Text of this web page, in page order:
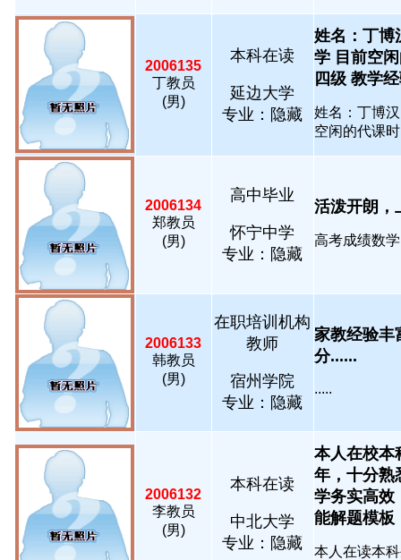
2006135
丁教员
(男)
本科在读
延边大学
专业：隐藏
姓名：丁博
学 目前空
四级 教学
姓名：丁博
空闲的代课
2006134
郑教员
(男)
高中毕业
怀宁中学
专业：隐藏
活泼开朗，
高考成绩数
2006133
韩教员
(男)
在职培训机构
教师
宿州学院
专业：隐藏
家教经验丰
分......
.....
2006132
李教员
(男)
本科在读
中北大学
专业：隐藏
本人在校本
年，十分熟
学务实高效
能解题模板
本人在读本